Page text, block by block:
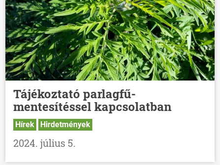
Tájékoztató parlagfű-
mentesítéssel kapcsolatban
Hírek Hirdetmények
2024. július 5.